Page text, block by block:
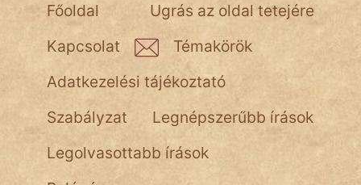
Jób Gedeon
Láron Ádám
vörös ördög
nagyöreg
Ugrás az oldal tetejére
Főoldal
Kapcsolat
Témakörök
Adatkezelési tájékoztató
Szabályzat
Legnépszerűbb írások
Legolvasottabb írások